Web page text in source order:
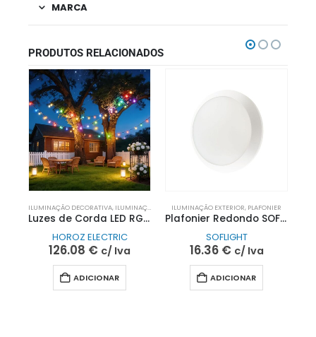
MARCA
PRODUTOS RELACIONADOS
ILUMINAÇÃO DECORATIVA, ILUMINAÇÃO EXTERIOR
Luzes de Corda LED RGB 24 LEDs PARADISE | 18 Metros
HOROZ ELECTRIC
126.08 € c/ Iva
ADICIONAR
ILUMINAÇÃO EXTERIOR, PLAFONIER
Plafonier Redondo SOFIA RS E27 IP65 Branco| SOFLIGHT
SOFLIGHT
16.36 € c/ Iva
ADICIONAR